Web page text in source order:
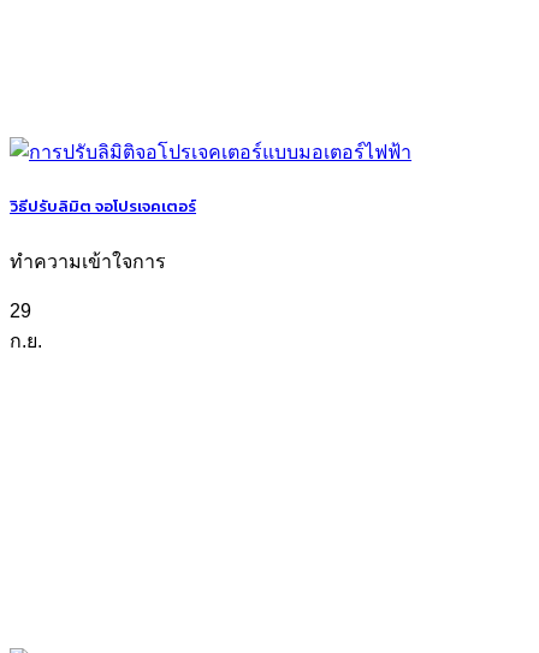
วิธีปรับลิมิต จอโปรเจคเตอร์
ทำความเข้าใจการ
29
ก.ย.